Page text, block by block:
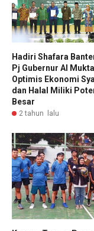
Hadiri Shafara
Pj Gubernur Al
Optimis Ekonomi
dan Halal Miliki
Besar
2 tahun lalu